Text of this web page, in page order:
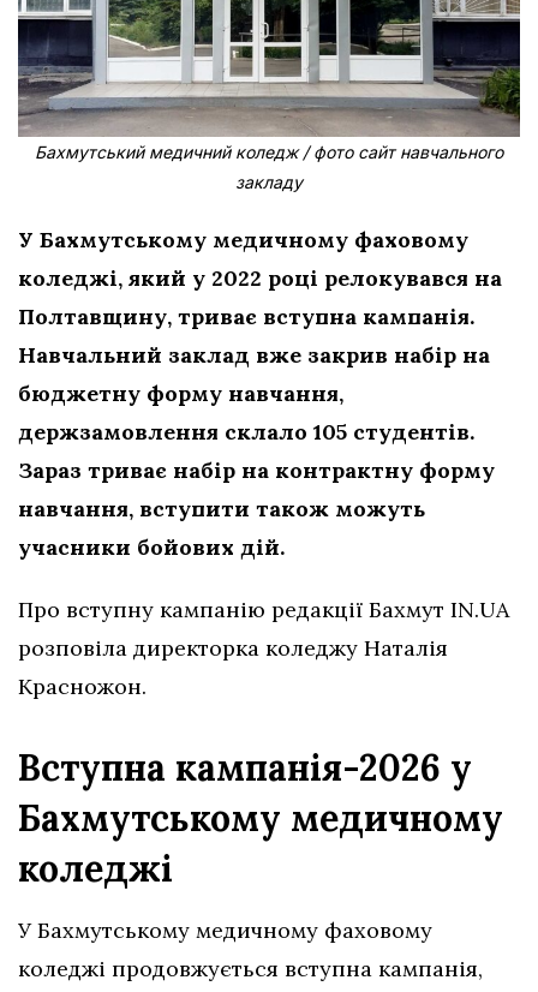
Бахмутський медичний коледж / фото сайт навчального
закладу
У Бахмутському медичному фаховому
коледжі, який у 2022 році релокувався на
Полтавщину, триває вступна кампанія.
Навчальний заклад вже закрив набір на
бюджетну форму навчання,
держзамовлення склало 105 студентів.
Зараз триває набір на контрактну форму
навчання, вступити також можуть
учасники бойових дій.
Про вступну кампанію редакції Бахмут IN.UA
розповіла директорка коледжу Наталія
Красножон.
Вступна кампанія-2026 у
Бахмутському медичному
коледжі
У Бахмутському медичному фаховому
коледжі продовжується вступна кампанія,